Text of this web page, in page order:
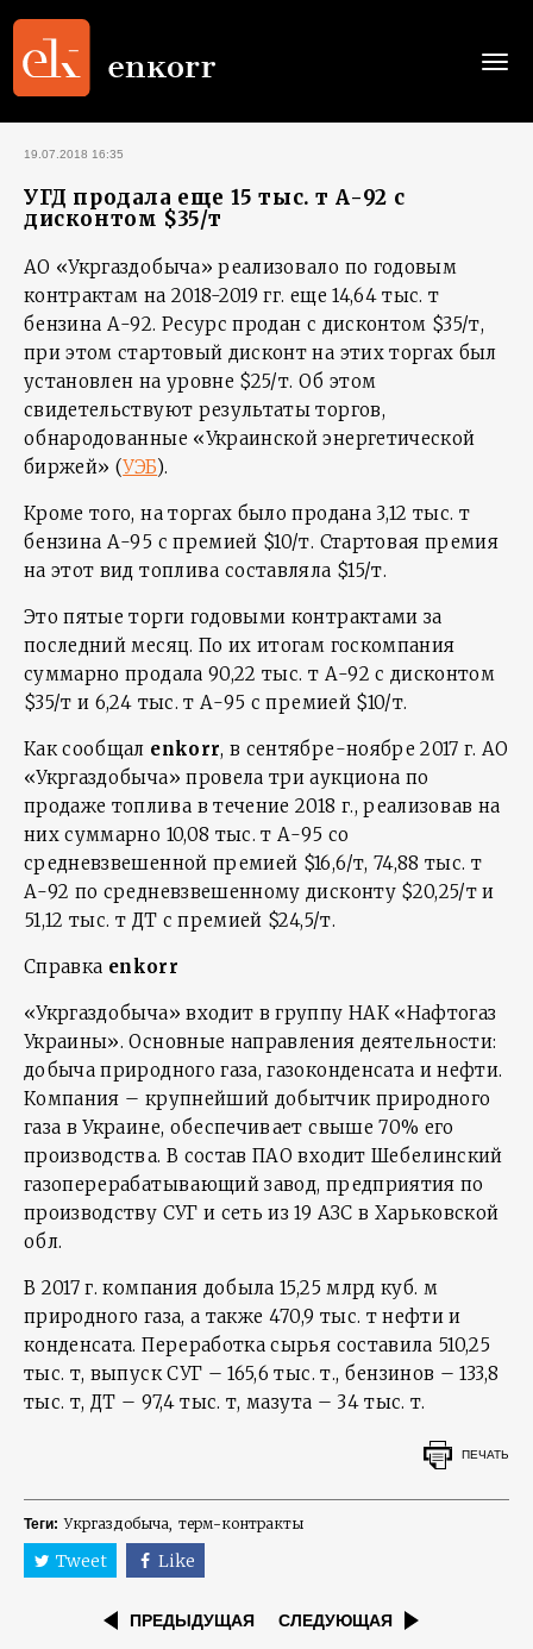
19.07.2018 16:35
УГД продала еще 15 тыс. т А-92 с
дисконтом $35/т
АО «Укргаздобыча» реализовало по годовым
контрактам на 2018-2019 гг. еще 14,64 тыс. т
бензина А-92. Ресурс продан с дисконтом $35/т,
при этом стартовый дисконт на этих торгах был
установлен на уровне $25/т. Об этом
свидетельствуют результаты торгов,
обнародованные «Украинской энергетической
биржей» (УЭБ).
Кроме того, на торгах было продана 3,12 тыс. т
бензина А-95 с премией $10/т. Стартовая премия
на этот вид топлива составляла $15/т.
Это пятые торги годовыми контрактами за
последний месяц. По их итогам госкомпания
суммарно продала 90,22 тыс. т А-92 с дисконтом
$35/т и 6,24 тыс. т А-95 с премией $10/т.
Как сообщал enkorr, в сентябре-ноябре 2017 г. АО
«Укргаздобыча» провела три аукциона по
продаже топлива в течение 2018 г., реализовав на
них суммарно 10,08 тыс. т А-95 со
средневзвешенной премией $16,6/т, 74,88 тыс. т
А-92 по средневзвешенному дисконту $20,25/т и
51,12 тыс. т ДТ с премией $24,5/т.
Справка enkorr
«Укргаздобыча» входит в группу НАК «Нафтогаз
Украины». Основные направления деятельности:
добыча природного газа, газоконденсата и нефти.
Компания – крупнейший добытчик природного
газа в Украине, обеспечивает свыше 70% его
производства. В состав ПАО входит Шебелинский
газоперерабатывающий завод, предприятия по
производству СУГ и сеть из 19 АЗС в Харьковской
обл.
В 2017 г. компания добыла 15,25 млрд куб. м
природного газа, а также 470,9 тыс. т нефти и
конденсата. Переработка сырья составила 510,25
тыс. т, выпуск СУГ – 165,6 тыс. т., бензинов – 133,8
тыс. т, ДТ – 97,4 тыс. т, мазута – 34 тыс. т.
ПЕЧАТЬ
Теги: Укргаздобыча терм-контракты
Tweet Like
ПРЕДЫДУЩАЯ СЛЕДУЮЩАЯ